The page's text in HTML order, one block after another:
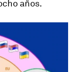
años.